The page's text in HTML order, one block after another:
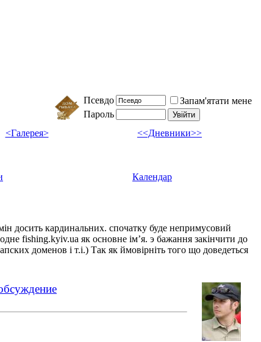
Псевдо
Запам'ятати мене
Пароль
<Галерея> <<Дневники>>
Календар
досить кардинальних. спочатку буде непримусовий
fishing.kyiv.ua як основне імʼя. э бажання закінчити до
доменов і т.і.) Так як ймовірніть того що доведеться